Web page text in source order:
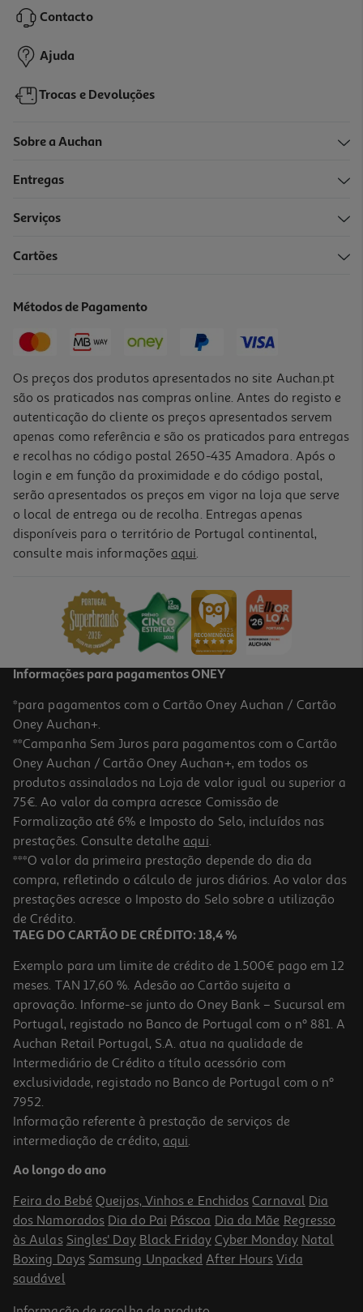
0,85 €
4.6
Desodorizante Roll On Cosmia Sem Manchas Preto E Branco 50ml
5.0
Desodorizante Roll-On Dove Classic 48h 50ml
58.2 €/Lt
2,91 €
Desodorizante Roll-On Dove Advanced Açai Berry 50ml
99.8 €/Lt
4,99 €
Contacto
Ajuda
Trocas e Devoluções
Sobre a Auchan
Entregas
Serviços
Cartões
Métodos de Pagamento
Os preços dos produtos apresentados no site Auchan.pt
são os praticados nas compras online. Antes do registo e
autenticação do cliente os preços apresentados servem
apenas como referência e são os praticados para entregas
e recolhas no código postal 2650-435 Amadora. Após o
login e em função da proximidade e do código postal,
serão apresentados os preços em vigor na loja que serve
o local de entrega ou de recolha. Entregas apenas
disponíveis para o território de Portugal continental,
consulte mais informações aqui.
Informações para pagamentos ONEY
*para pagamentos com o Cartão Oney Auchan / Cartão
Oney Auchan+.
**Campanha Sem Juros para pagamentos com o Cartão
Oney Auchan / Cartão Oney Auchan+, em todos os
produtos assinalados na Loja de valor igual ou superior a
75€. Ao valor da compra acresce Comissão de
Formalização até 6% e Imposto do Selo, incluídos nas
prestações. Consulte detalhe aqui.
***O valor da primeira prestação depende do dia da
compra, refletindo o cálculo de juros diários. Ao valor das
prestações acresce o Imposto do Selo sobre a utilização
de Crédito.
TAEG DO CARTÃO DE CRÉDITO: 18,4 %
Exemplo para um limite de crédito de 1.500€ pago em 12
meses. TAN 17,60 %. Adesão ao Cartão sujeita a
aprovação. Informe-se junto do Oney Bank – Sucursal em
Portugal, registado no Banco de Portugal com o nº 881. A
Auchan Retail Portugal, S.A. atua na qualidade de
Intermediário de Crédito a título acessório com
exclusividade, registado no Banco de Portugal com o nº
7952.
Informação referente à prestação de serviços de
intermediação de crédito, aqui.
Ao longo do ano
Feira do Bebé Queijos, Vinhos e Enchidos Carnaval Dia
dos Namorados Dia do Pai Páscoa Dia da Mãe Regresso
às Aulas Singles' Day Black Friday Cyber Monday Natal
Boxing Days Samsung Unpacked After Hours Vida
saudável